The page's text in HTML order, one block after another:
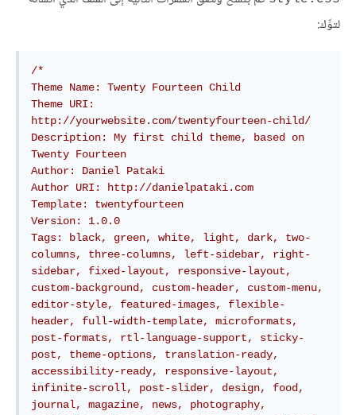
لتوِّك:
/*
Theme Name: Twenty Fourteen Child
Theme URI:
http://yourwebsite.com/twentyfourteen-child/
Description: My first child theme, based on
Twenty Fourteen
Author: Daniel Pataki
Author URI: http://danielpataki.com
Template: twentyfourteen
Version: 1.0.0
Tags: black, green, white, light, dark, two-
columns, three-columns, left-sidebar, right-
sidebar, fixed-layout, responsive-layout,
custom-background, custom-header, custom-menu,
editor-style, featured-images, flexible-
header, full-width-template, microformats,
post-formats, rtl-language-support, sticky-
post, theme-options, translation-ready,
accessibility-ready, responsive-layout,
infinite-scroll, post-slider, design, food,
journal, magazine, news, photography,